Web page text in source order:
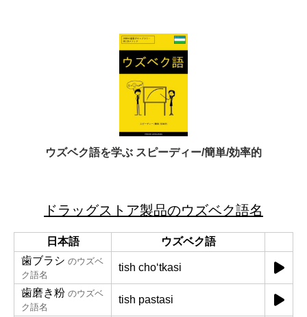
ウズベク語を学ぶ スピーディー/簡単/効率的
ドラッグストア製品のウズベク語名
日本語
ウズベク語
歯ブラシ のウズベ
ク語名
tish choʻtkasi
歯磨き粉 のウズベ
ク語名
tish pastasi